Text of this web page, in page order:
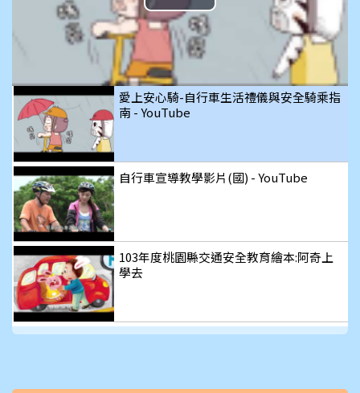
播
放
影
片
愛上安心騎-自行車生活禮儀與安全騎乘指
南 - YouTube
自行車宣導教學影片(國) - YouTube
103年度桃園縣交通安全教育繪本:阿奇上
學去